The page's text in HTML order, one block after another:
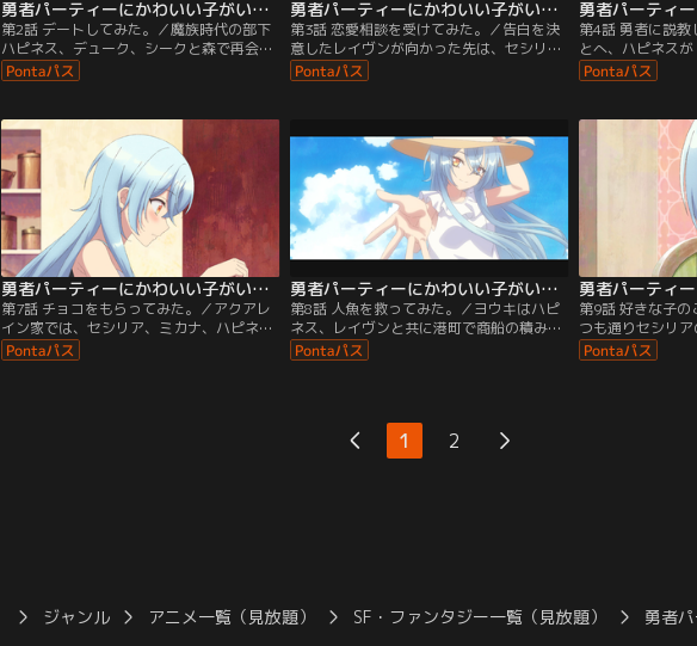
勇者パーティーにかわいい子がいたので、告白してみた。 第02話
第2話 デートしてみた。／魔族時代の部下
ハピネス、デューク、シークと森で再会を
果たしたヨウキ。ひょんなことからセシリ
アとのデートをすることに……。
勇者パーティーにかわいい子がいたので、告白してみた。 第03話
第3話 恋愛相談を受けてみた。／告白を決
意したレイヴンが向かった先は、セシリア
のお屋敷。「レイヴンの好きな相手って、
もしかしてセシリア……？」とひとり苦悩
第4話 勇者に説
とへ、ハピネス
敷にいる」と知
揚々と家を飛び
勇者パーティーにかわいい子がいたので、告白してみた。 第07話
第7話 チョコをもらってみた。／アクアレ
イン家では、セシリア、ミカナ、ハピネ
ス、ティール、ソフィア、の女子組がクッ
キーやチョコ作りの真っ最中。そう、今日
勇者パーティーにかわいい子がいたので、告白してみた。 第08話
第8話 人魚を救ってみた。／ヨウキはハピ
ネス、レイヴンと共に港町で商船の積み荷
盗難事件を調査していた。しかし犯人の目
撃情報はなく、唯一の手がかりは記憶を失
第9話 好きな子
つも通りセシリ
歓談を楽しんだ
いない間のセシ
1 2
ジャンル アニメ一覧（見放題） SF・ファンタジー一覧（見放題） 勇者